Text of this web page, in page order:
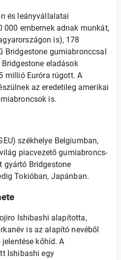
és leányvállalatai
embernek adnak munkát,
is), 178
Bridgestone gumiabronccsal
eladások
millió Euróra rúgott. A
az eredetileg amerikai
is.
székhelye Belgiumban,
piacvezető gumiabroncs-
gyártó Bridgestone
Tokióban, Japánban.
Ishibashi alapította,
is az alapító nevéből
kőhíd. A
Ishibashi egy